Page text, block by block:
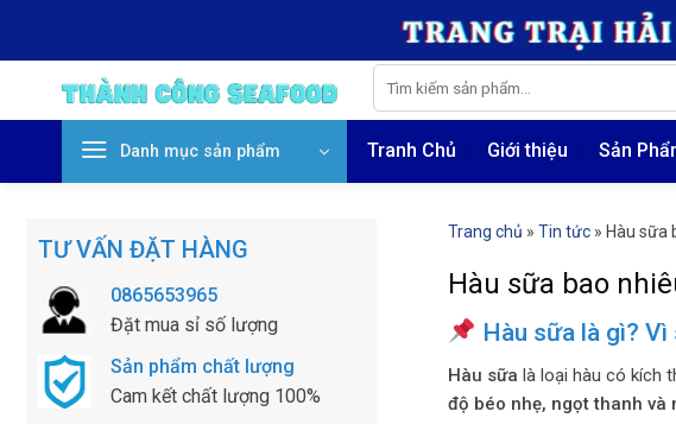
kiếm:
Danh mục sản phẩm Tranh Chủ Giới thiệu Sản
TƯ VẤN ĐẶT HÀNG
0865653965
Đặt mua sỉ số lượng
Sản phẩm chất lượng
Cam kết chất lượng 100%
Trang chủ » Tin tức » Hàu sữa
Hàu sữa bao
Hàu sữa là gì?
Hàu sữa là loại hàu có kích
độ béo nhẹ, ngọt thanh và